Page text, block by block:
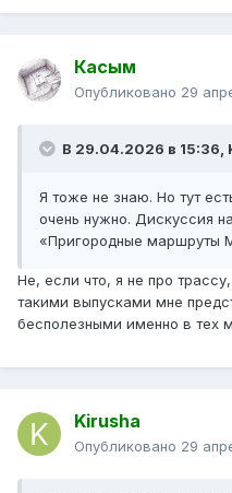
Касым
Опубликовано 29
В 29.04.2026 в 15:36,
Я тоже не знаю. Но тут
очень нужно. Дискуссия
«Пригородные маршруты
Не, если что, я не про
такими выпусками мне
бесполезными именно в тех
Kirusha
Опубликовано 29